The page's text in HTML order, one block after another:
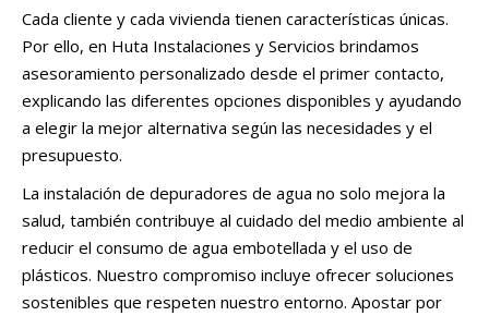
Cada cliente y cada vivienda tienen características únicas.
Por ello, en Huta Instalaciones y Servicios brindamos
asesoramiento personalizado desde el primer contacto,
explicando las diferentes opciones disponibles y ayudando
a elegir la mejor alternativa según las necesidades y el
presupuesto.
La instalación de depuradores de agua no solo mejora la
salud, también contribuye al cuidado del medio ambiente al
reducir el consumo de agua embotellada y el uso de
plásticos. Nuestro compromiso incluye ofrecer soluciones
sostenibles que respeten nuestro entorno. Apostar por